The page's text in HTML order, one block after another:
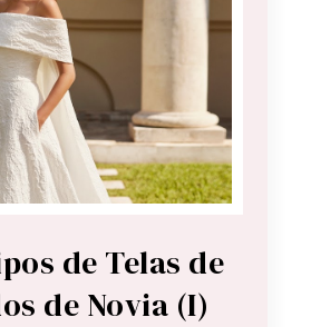
de Telas de
de Novia (I)